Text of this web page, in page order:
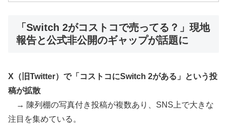
「Switch 2がコストコで売ってる？」現地
報告と公式非公開のギャップが話題に
X（旧Twitter）で「コストコにSwitch 2がある」という投
稿が拡散
→ 陳列棚の写真付き投稿が複数あり、SNS上で大きな
注目を集めている。